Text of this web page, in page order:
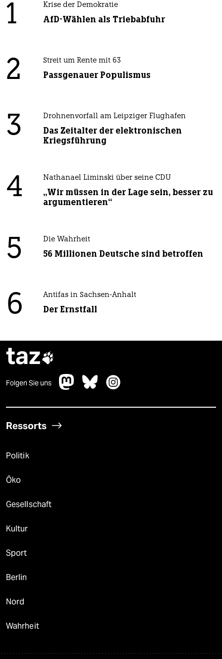
1 Krise der Demokratie
AfD-Wählen als Triebabfuhr
2 Streit um Rente mit 63
Passgenauer Populismus
3 Drohnenvorfall am Leipziger Flughafen
Das Zeitalter der elektronischen
Kriegsführung
4 Nathanael Liminski über seine CDU
„Wir müssen in der Lage sein, besser zu
argumentieren“
5 Die Wahrheit
56 Millionen Deutsche sind betroffen
6 Antifas in Sachsen-Anhalt
Der Ernstfall
taz
Folgen Sie uns
Ressorts
Politik
Öko
Gesellschaft
Kultur
Sport
Berlin
Nord
Wahrheit